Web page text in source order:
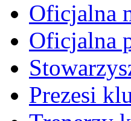
Oficjalna
Oficjalna
Prezesi